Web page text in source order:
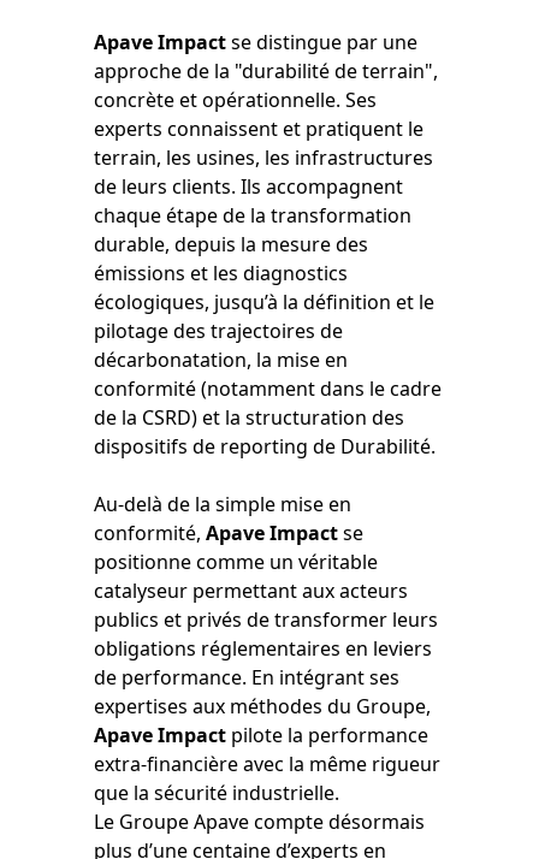
Apave Impactse distingue par une
approche de la "durabilité de terrain",
concrète et opérationnelle. Ses
experts connaissent et pratiquent le
terrain, les usines, les infrastructures
de leurs clients. Ils accompagnent
chaque étape de la transformation
durable, depuis la mesure des
émissions et les diagnostics
écologiques, jusqu’à la définition et le
pilotage des trajectoires de
décarbonatation, la mise en
conformité (notamment dans le cadre
de la CSRD) et la structuration des
dispositifs de reporting de Durabilité.
Au-delà de la simple mise en
conformité,Apave Impactse
positionne comme un véritable
catalyseur permettant aux acteurs
publics et privés de transformer leurs
obligations réglementaires en leviers
de performance. En intégrant ses
expertises aux méthodes du Groupe,
Apave Impact pilote la performance
extra-financière avec la même rigueur
que la sécurité industrielle.
Le Groupe Apave compte désormais
plus d’une centaine d’experts en